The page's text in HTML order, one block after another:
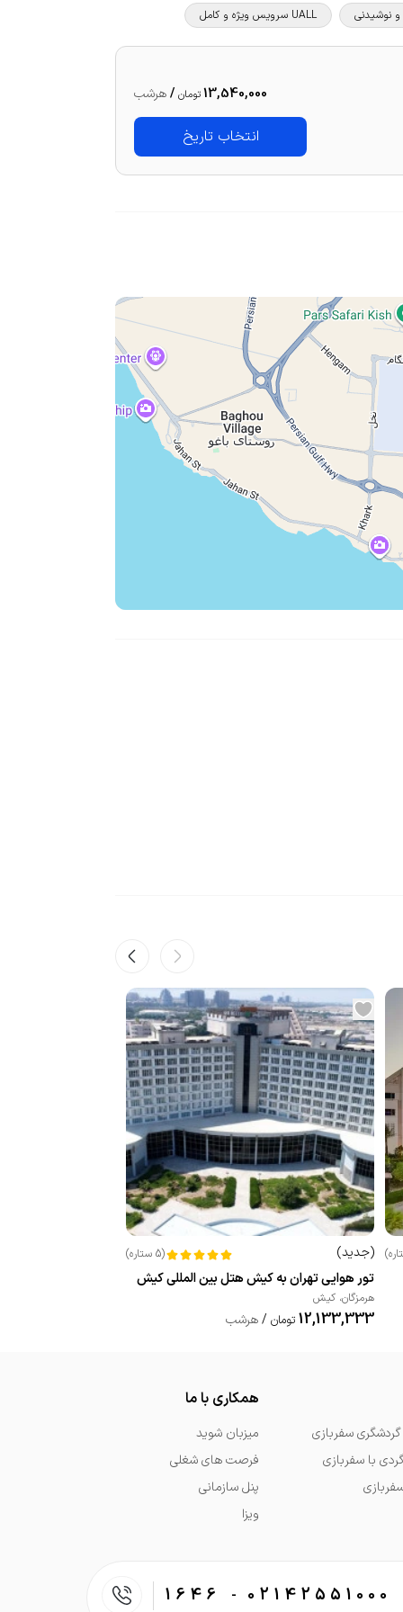
UALL سرویس ویژه و کامل
13,540,000تومان /هرشب
انتخاب تاریخ
)
(جدید)
(
5 ستاره)
تور هوایی تهران به کیش هتل بین المللی کیش
هرمزگان، کیش
12,133,333 تومان /هرشب
سفربازی
با سفربازی
همکاری با ما
میزبان شوید
فرصت های شغلی
پنل سازمانی
ویزا
02142551000
-
1646